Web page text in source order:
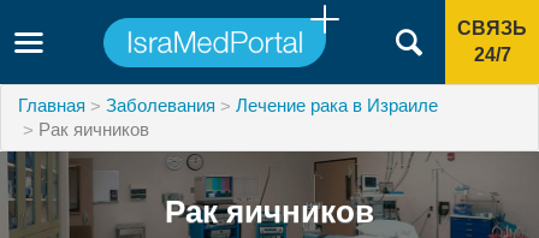
СВЯЗЬ
24/7
Главная Заболевания
Лечение рака в Израиле
Рак яичников
Рак яичников